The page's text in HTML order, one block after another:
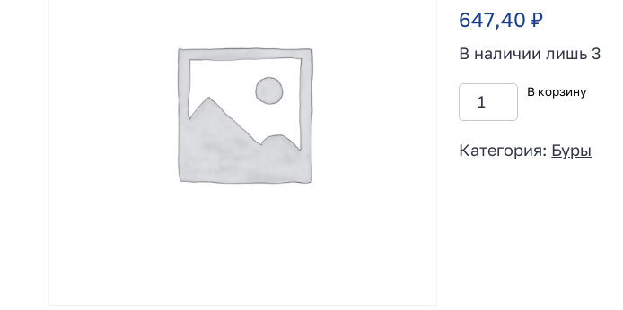
647,40₽
В наличии лишь 3
В корзину
Категория: Буры